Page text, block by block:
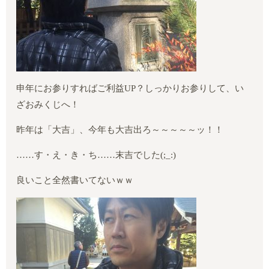
申年にお参りすればご利益UP ？しっかりお参りして、い
ざおみくじへ！
昨年は「大吉」、今年も大吉出ろ～～～～～ッ！！
……す・え・き・ち……末吉でした(;_:)
良いこと全然書いてないｗｗ